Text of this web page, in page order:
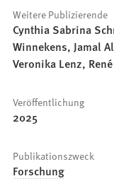
Weitere Publizierende
Cynthia Sabrina
Winnekens, Jamal
Veronika Lenz,
Veröffentlichung
2025
Publikationszweck
Forschung